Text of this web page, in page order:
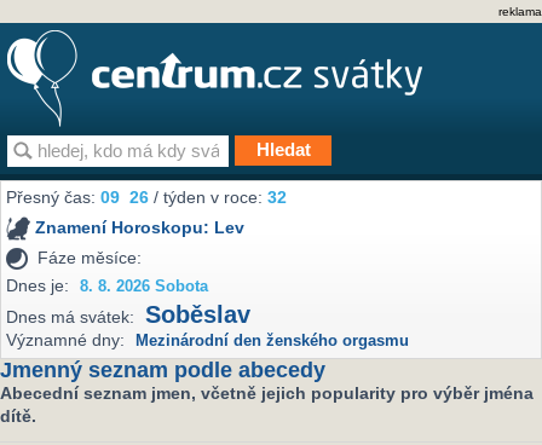
reklama
Přesný čas:09 26 / týden v roce:32
Znamení Horoskopu: Lev
Fáze měsíce:
Dnes je:
8. 8. 2026 Sobota
Dnes má svátek: Soběslav
Významné dny: Mezinárodní den ženského orgasmu
Jmenný seznam podle abecedy
Abecední seznam jmen, včetně jejich popularity pro výběr jména
dítě.